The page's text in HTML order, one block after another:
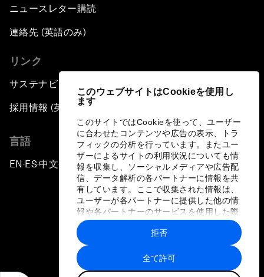
このウェブサイトはCookieを使用し
ます
このサイトではCookieを使って、ユーザー
に合わせたコンテンツや広告の表示、トラ
フィックの分析を行っています。またユー
ザーによるサイトの利用状況についても情
報を収集し、ソーシャルメディアや広告配
信、データ解析の各パートナーに情報を共
有しています。ここで収集された情報は、
ユーザーが各パートナーに提供した他の情
報や各パートナーのサービスを使用した際
に収集された情報と組み合わされ、各パー
トナーによって使用されることがありま
す。
全て許可
拒否
ニュースレター購読
連絡先 (英語のみ)
リンク
サステナビリティへの取り組み
採用情報 (英語のみ)
言語
EN ▪ES▪中文▪ 日本語
プライバシーポリシーと利用規約
サイトマップ